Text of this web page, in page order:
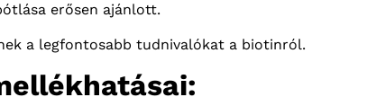
erősen ajánlott.
a legfontosabb tudnivalókat a biotinról.